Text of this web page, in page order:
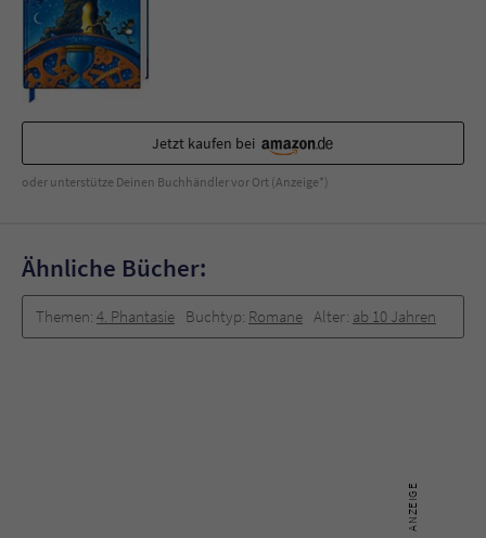
Jetzt kaufen bei
oder unterstütze Deinen Buchhändler vor Ort (Anzeige*)
Ähnliche Bücher:
Themen: 4. Phantasie Buchtyp: Romane Alter: ab 10 Jahren